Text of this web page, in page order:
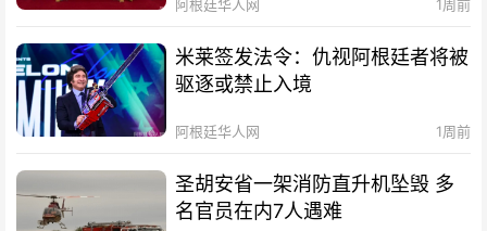
阿根廷华人网 1周前
米莱签发法令：仇视阿根廷者将被
驱逐或禁止入境
阿根廷华人网 1周前
圣胡安省一架消防直升机坠毁 多
名官员在内7人遇难